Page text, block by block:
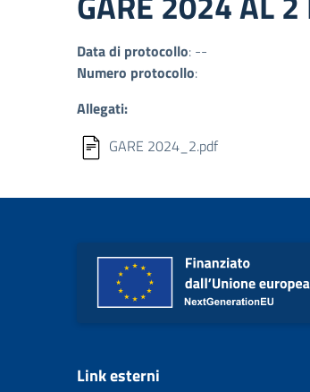
Data di protocollo: --
Numero protocollo:
Allegati:
GARE 2024_2.pdf
Link esterni